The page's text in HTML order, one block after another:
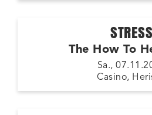
STRESS
The How To
Sa.,
Casino,